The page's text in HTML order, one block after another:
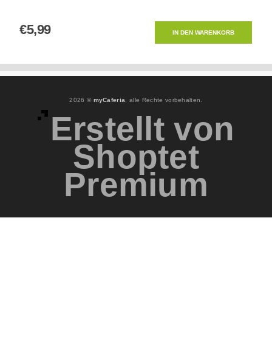
€5,99
2026 © myCaferia, alle Rechte vorbehalten.
Erstellt von
Shoptet
Premium